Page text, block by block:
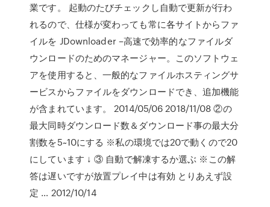
業です。 起動のたびチェックし自動で更新が行わ
れるので、仕様が変わっても常に各サイトからファ
イルを JDownloader –高速で効率的なファイルダ
ウンロードのためのマネージャー。このソフトウェ
アを使用すると、一般的なファイルホスティングサ
ービスからファイルをダウンロードでき、追加機能
が含まれています。 2014/05/06 2018/11/08 ②の
最大同時ダウンロード数＆ダウンロード事の最大分
割数を5~10にする ※私の環境では20で動くので20
にしています ↓ ③ 自動で解凍するか選ぶ ※この解
答は遅いですが放置プレイ中は有効 とりあえず設
定 … 2012/10/14